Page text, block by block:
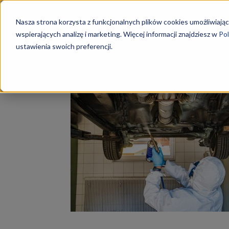
Nasza strona korzysta z funkcjonalnych plików cookies
wspierających analizę i marketing. Więcej informacji znajdziesz w
ustawienia swoich preferencji.
Szkoły
–
Tag: mechanik